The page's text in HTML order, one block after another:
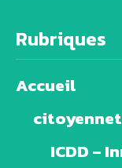
Rubriques
Accueil
ICDD –